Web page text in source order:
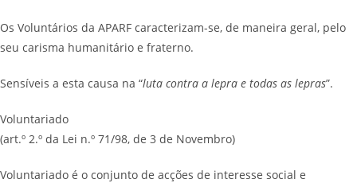
Os Voluntários da APARF caracterizam-se, de maneira geral, pelo
seu carisma humanitário e fraterno.
Sensíveis a esta causa na “luta contra a lepra e todas as lepras”.
Voluntariado
(art.º 2.º da Lei n.º 71/98, de 3 de Novembro)
Voluntariado é o conjunto de acções de interesse social e